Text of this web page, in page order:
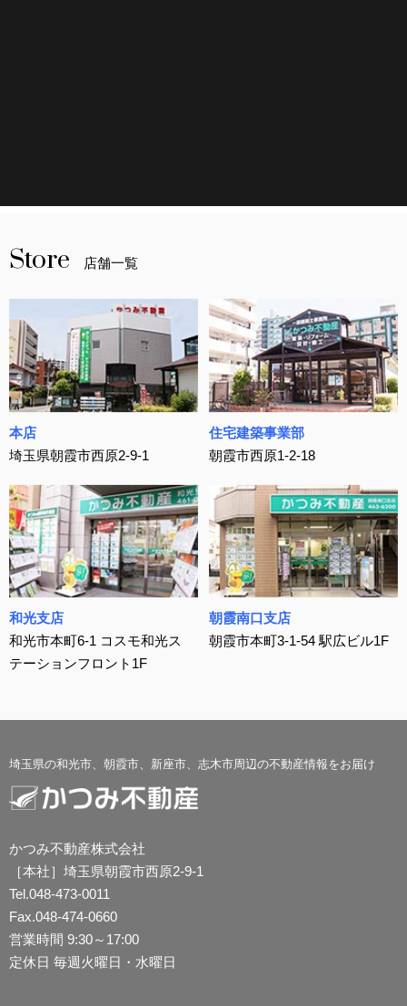
Store 店舗一覧
本店
埼玉県朝霞市西原2-9-1
住宅建築事業部
朝霞市西原1-2-18
和光支店
和光市本町6-1 コスモ和光ス
テーションフロント1F
朝霞南口支店
朝霞市本町3-1-54 駅広ビル1F
埼玉県の和光市、朝霞市、新座市、志木市周辺の不動産情報をお届け
かつみ不動産株式会社
［本社］埼玉県朝霞市西原2-9-1
Tel.048-473-0011
Fax.048-474-0660
営業時間 9:30～17:00
定休日 毎週火曜日・水曜日